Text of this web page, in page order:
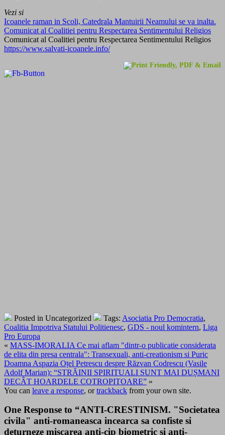
Vezi si
Icoanele raman in Scoli, Catedrala Mantuirii Neamului se va inalta.
Comunicat al Coalitiei pentru Respectarea Sentimentului Religios
Comunicat al Coalitiei pentru Respectarea Sentimentului Religios
https://www.salvati-icoanele.info/
Posted in Uncategorized Tags: Asociatia Pro Democratia,
Coalitia Impotriva Statului Politienesc, GDS - noul komintern, Liga
Pro Europa
« MASS-IMORALIA Ce mai aflam "dintr-o publicatie considerata
de elita din presa centrala": Transexuali, anti-creationism si Puric
Doamna Aspazia Oțel Petrescu despre Răzvan Codrescu (Vasile
Adolf Marian): “STRĂINII SPIRITUALI SUNT MAI DUȘMANI
DECÂT HOARDELE COTROPITOARE” »
You can leave a response, ortrackback from your own site.
One Response to “ANTI-CRESTINISM. "Societatea
civila" anti-romaneasca incearca sa confiste si
deturneze miscarea anti-cip biometric si anti-